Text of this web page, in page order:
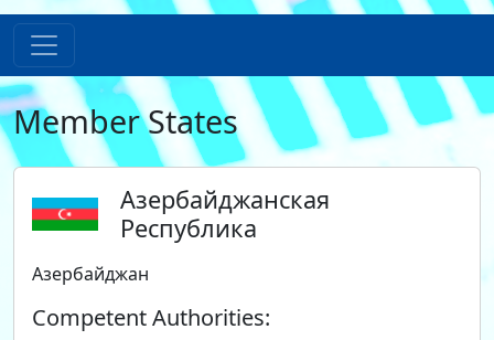
Member States
Азербайджанская
Республика
Азербайджан
Competent Authorities: